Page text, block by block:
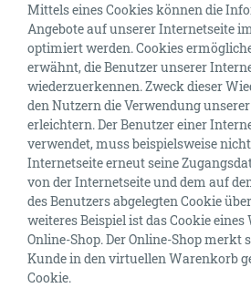
Mittels eines Cookies können die
Angebote auf unserer Internetseite
optimiert werden. Cookies
erwähnt, die Benutzer unserer
wiederzuerkennen. Zweck dieser
den Nutzern die Verwendung
erleichtern. Der Benutzer einer
verwendet, muss beispielsweise
Internetseite erneut seine
von der Internetseite und dem auf
des Benutzers abgelegten Cookie
weiteres Beispiel ist das Cookie
Online-Shop. Der Online-Shop merkt
Kunde in den virtuellen Warenkorb
Cookie.